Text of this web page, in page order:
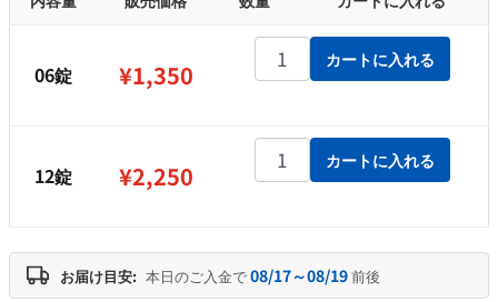
–
06錠 ¥1,350
アジプロ 250 mg個
カートに入れる
12錠 ¥2,250
アジプロ 250 mg個
カートに入れる
お届け目安: 本日のご入金で08/17～08/19前後